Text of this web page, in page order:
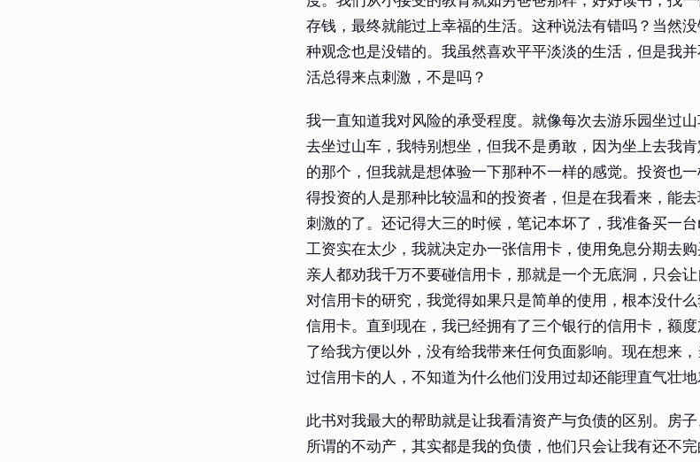
存钱，最终就能过上幸福的生活。这种说法有错吗？当然
种观念也是没错的。我虽然喜欢平平淡淡的生活，但是我
活总得来点刺激，不是吗？
我一直知道我对风险的承受程度。就像每次去游乐园坐过
去坐过山车，我特别想坐，但我不是勇敢，因为坐上去我
的那个，但我就是想体验一下那种不一样的感觉。投资也
得投资的人是那种比较温和的投资者，但是在我看来，能
刺激的了。还记得大三的时候，笔记本坏了，我准备买一
工资实在太少，我就决定办一张信用卡，使用免息分期去
亲人都劝我千万不要碰信用卡，那就是一个无底洞，只会
对信用卡的研究，我觉得如果只是简单的使用，根本没什
信用卡。直到现在，我已经拥有了三个银行的信用卡，额
了给我方便以外，没有给我带来任何负面影响。现在想来
过信用卡的人，不知道为什么他们没用过却还能理直气壮地
此书对我最大的帮助就是让我看清资产与负债的区别。房
所谓的不动产，其实都是我的负债，他们只会让我有还不